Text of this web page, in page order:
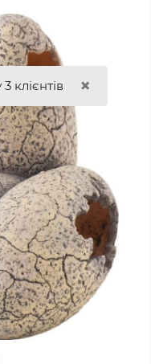
клієнтів ×